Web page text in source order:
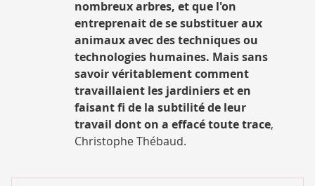
nombreux arbres, et que l'on
entreprenait de se substituer aux
animaux avec des techniques ou
technologies humaines. Mais sans
savoir véritablement comment
travaillaient les jardiniers et en
faisant fi de la subtilité de leur
travail dont on a effacé toute trace,
Christophe Thébaud.